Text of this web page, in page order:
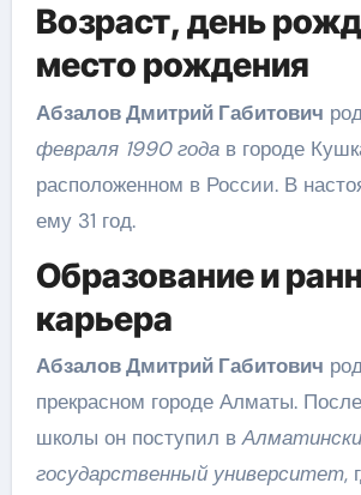
Возраст, день
место рождения
Абзалов Дмитрий Габитович
февраля 1990 годав городе
расположенном в России. В
ему 31 год.
Образование и
карьера
Абзалов Дмитрий Габитович
прекрасном городе Алматы.
школы он поступил в
государственный университет,